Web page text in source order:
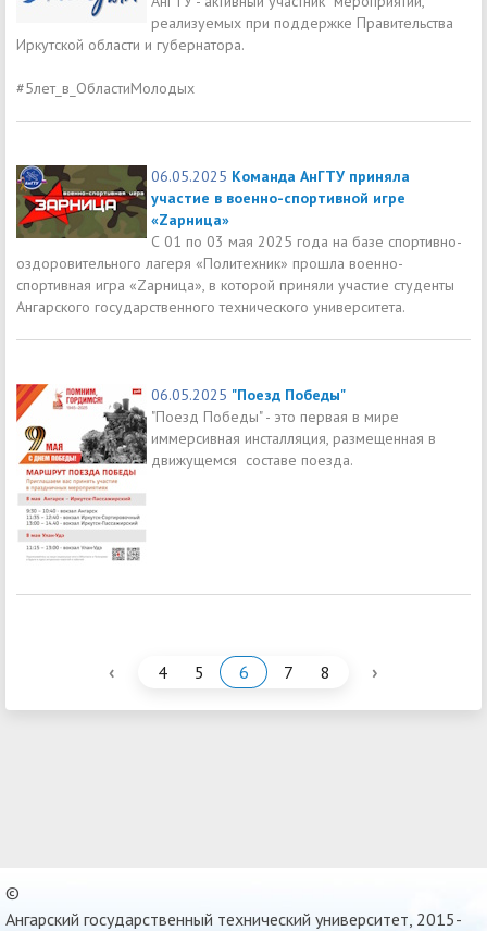
реализуемых при поддержке Правительства
Иркутской области и губернатора.
#5лет_в_ОбластиМолодых
06.05.2025 Команда АнГТУ приняла
участие в военно-спортивной игре
«Zарница»
С 01 по 03 мая 2025 года на базе спортивно-
оздоровительного лагеря «Политехник» прошла военно-
спортивная игра «Zарница», в которой приняли участие студенты
Ангарского государственного технического университета.
06.05.2025 "Поезд Победы"
"Поезд Победы" - это первая в мире
иммерсивная инсталляция, размещенная в
движущемся составе поезда.
‹ 4 5 6 7 8 ›
©
Ангарский государственный технический университет, 2015-